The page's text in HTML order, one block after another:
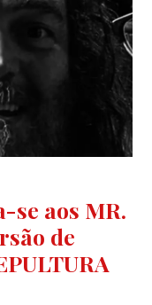
se aos MR.
de